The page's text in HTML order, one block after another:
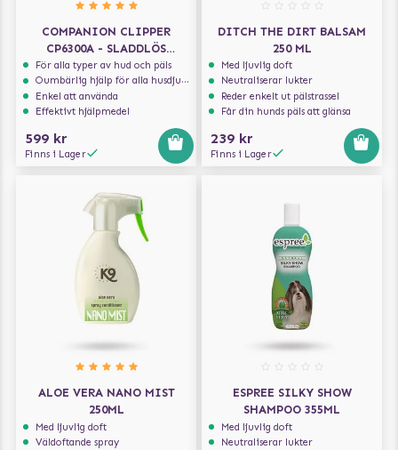
COMPANION CLIPPER
CP6300A - SLADDLÖS
TRIMMER
För alla typer av hud och päls
Oumbärlig hjälp för alla husdjursägare
Enkel att använda
Effektivt hjälpmedel
599 kr
Finns i Lager
DITCH THE DIRT BALSAM
250 ML
Med ljuvlig doft
Neutraliserar lukter
Reder enkelt ut pälstrassel
Får din hunds päls att glänsa
239 kr
Finns i Lager
ALOE VERA NANO MIST
250ML
Med ljuvlig doft
Väldoftande spray
ESPREE SILKY SHOW
SHAMPOO 355ML
Med ljuvlig doft
Neutraliserar lukter